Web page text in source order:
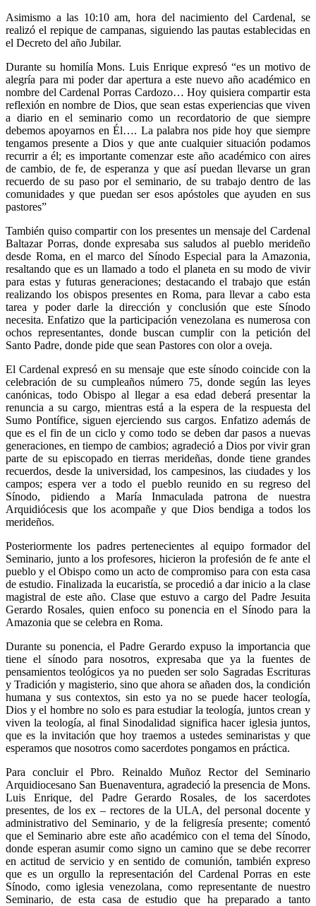
Asimismo a las 10:10 am, hora del nacimiento del Cardenal, se
realizó el repique de campanas, siguiendo las pautas establecidas en
el Decreto del año Jubilar.
Durante su homilía Mons. Luis Enrique expresó “es un motivo de
alegría para mi poder dar apertura a este nuevo año académico en
nombre del Cardenal Porras Cardozo… Hoy quisiera compartir esta
reflexión en nombre de Dios, que sean estas experiencias que viven
a diario en el seminario como un recordatorio de que siempre
debemos apoyarnos en Él…. La palabra nos pide hoy que siempre
tengamos presente a Dios y que ante cualquier situación podamos
recurrir a él; es importante comenzar este año académico con aires
de cambio, de fe, de esperanza y que así puedan llevarse un gran
recuerdo de su paso por el seminario, de su trabajo dentro de las
comunidades y que puedan ser esos apóstoles que ayuden en sus
pastores”
También quiso compartir con los presentes un mensaje del Cardenal
Baltazar Porras, donde expresaba sus saludos al pueblo merideño
desde Roma, en el marco del Sínodo Especial para la Amazonia,
resaltando que es un llamado a todo el planeta en su modo de vivir
para estas y futuras generaciones; destacando el trabajo que están
realizando los obispos presentes en Roma, para llevar a cabo esta
tarea y poder darle la dirección y conclusión que este Sínodo
necesita. Enfatizo que la participación venezolana es numerosa con
ochos representantes, donde buscan cumplir con la petición del
Santo Padre, donde pide que sean Pastores con olor a oveja.
El Cardenal expresó en su mensaje que este sínodo coincide con la
celebración de su cumpleaños número 75, donde según las leyes
canónicas, todo Obispo al llegar a esa edad deberá presentar la
renuncia a su cargo, mientras está a la espera de la respuesta del
Sumo Pontífice, siguen ejerciendo sus cargos. Enfatizo además de
que es el fin de un ciclo y como todo se deben dar pasos a nuevas
generaciones, en tiempo de cambios; agradeció a Dios por vivir gran
parte de su episcopado en tierras merideñas, donde tiene grandes
recuerdos, desde la universidad, los campesinos, las ciudades y los
campos; espera ver a todo el pueblo reunido en su regreso del
Sínodo, pidiendo a María Inmaculada patrona de nuestra
Arquidiócesis que los acompañe y que Dios bendiga a todos los
merideños.
Posteriormente los padres pertenecientes al equipo formador del
Seminario, junto a los profesores, hicieron la profesión de fe ante el
pueblo y el Obispo como un acto de compromiso para con esta casa
de estudio. Finalizada la eucaristía, se procedió a dar inicio a la clase
magistral de este año. Clase que estuvo a cargo del Padre Jesuita
Gerardo Rosales, quien enfoco su ponencia en el Sínodo para la
Amazonia que se celebra en Roma.
Durante su ponencia, el Padre Gerardo expuso la importancia que
tiene el sínodo para nosotros, expresaba que ya la fuentes de
pensamientos teológicos ya no pueden ser solo Sagradas Escrituras
y Tradición y magisterio, sino que ahora se añaden dos, la condición
humana y sus contextos, sin esto ya no se puede hacer teología,
Dios y el hombre no solo es para estudiar la teología, juntos crean y
viven la teología, al final Sinodalidad significa hacer iglesia juntos,
que es la invitación que hoy traemos a ustedes seminaristas y que
esperamos que nosotros como sacerdotes pongamos en práctica.
Para concluir el Pbro. Reinaldo Muñoz Rector del Seminario
Arquidiocesano San Buenaventura, agradeció la presencia de Mons.
Luis Enrique, del Padre Gerardo Rosales, de los sacerdotes
presentes, de los ex – rectores de la ULA, del personal docente y
administrativo del Seminario, y de la feligresía presente; comentó
que el Seminario abre este año académico con el tema del Sínodo,
donde esperan asumir como signo un camino que se debe recorrer
en actitud de servicio y en sentido de comunión, también expreso
que es un orgullo la representación del Cardenal Porras en este
Sínodo, como iglesia venezolana, como representante de nuestro
Seminario, de esta casa de estudio que ha preparado a tanto